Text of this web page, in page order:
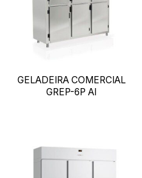
GELADEIRA COMERCIAL
GREP-6P AI